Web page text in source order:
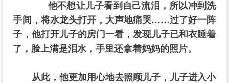
他不想让儿子看到自己流泪，所以冲到洗
手间，将水龙头打开，大声地痛哭……过了好一阵
子，他打开儿子的房门一看，发现儿子已和衣睡着
了，脸上满是泪水，手里还拿着妈妈的照片。
从此，他更加用心地去照顾儿子，儿子进入小